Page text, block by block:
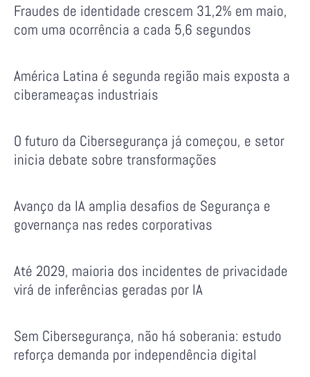
Fraudes de identidade crescem 31,2% em maio,
com uma ocorrência a cada 5,6 segundos
América Latina é segunda região mais exposta a
ciberameaças industriais
O futuro da Cibersegurança já começou, e setor
inicia debate sobre transformações
Avanço da IA amplia desafios de Segurança e
governança nas redes corporativas
Até 2029, maioria dos incidentes de privacidade
virá de inferências geradas por IA
Sem Cibersegurança, não há soberania: estudo
reforça demanda por independência digital